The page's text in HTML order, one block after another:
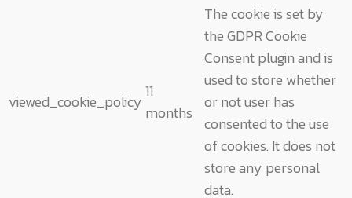
viewed_cookie_policy
11
months
The cookie is set by
the GDPR Cookie
Consent plugin and is
used to store whether
or not user has
consented to the use
of cookies. It does not
store any personal
data.